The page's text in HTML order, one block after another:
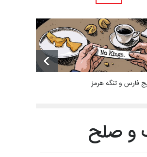
فارس و تنگه هرمز
و صلح